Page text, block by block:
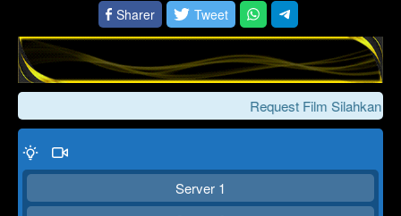
Sharer
Tweet
Request Film Silahkan
Server 1